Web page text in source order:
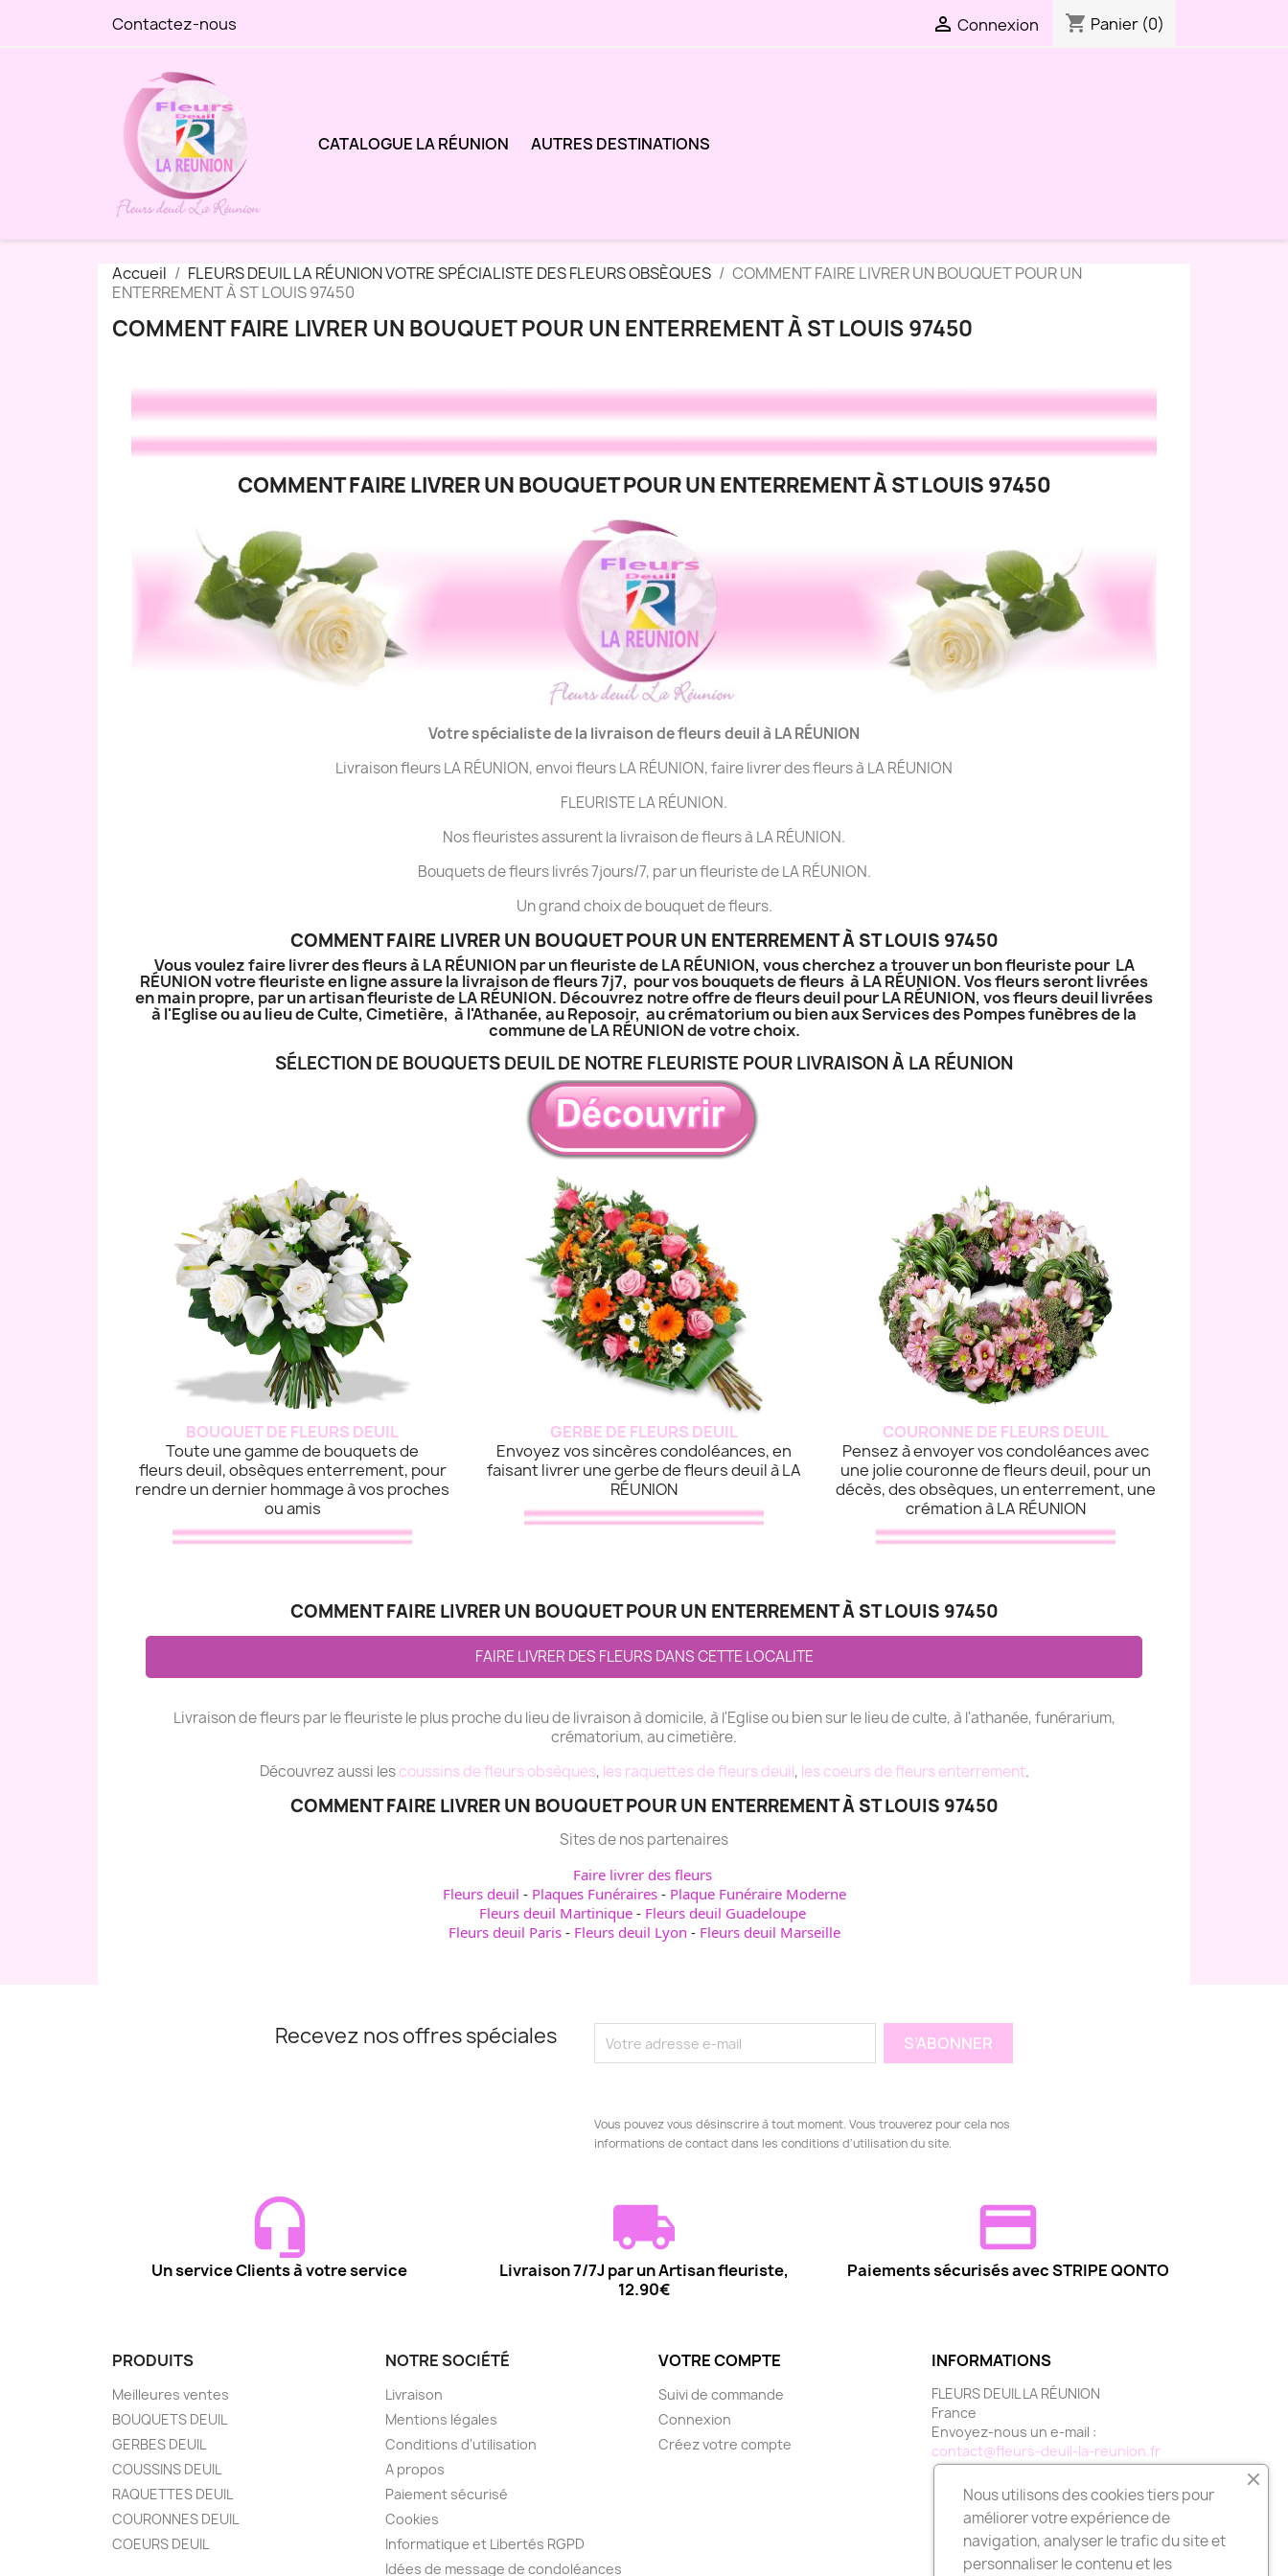
Contactez-nous  Connexion shopping_cart Panier (0)
CATALOGUE LA RÉUNION AUTRES DESTINATIONS
Accueil FLEURS DEUIL LA RÉUNION VOTRE SPÉCIALISTE DES FLEURS OBSÈQUES
COMMENT FAIRE LIVRER UN BOUQUET POUR UN
ENTERREMENT À ST LOUIS 97450
COMMENT FAIRE LIVRER UN BOUQUET POUR UN ENTERREMENT À ST LOUIS 97450
COMMENT FAIRE LIVRER UN BOUQUET POUR UN ENTERREMENT À ST LOUIS 97450
Votre spécialiste de la livraison de fleurs deuil à LARÉUNION
Livraison fleurs LA RÉUNION, envoi fleurs LA RÉUNION, faire livrer des fleurs à LA RÉUNION
FLEURISTE LA RÉUNION.
Nos fleuristes assurent la livraison de fleurs à LA RÉUNION.
Bouquets de fleurs livrés 7jours/7, par un fleuriste de LA RÉUNION.
Un grand choix de bouquet de fleurs.
COMMENT FAIRE LIVRER UN BOUQUET POUR UN ENTERREMENT À ST LOUIS 97450
Vous voulez faire livrer des fleurs à LA RÉUNION par un fleuriste de LA RÉUNION, vous cherchez a trouver un bon fleuriste pour LA
RÉUNION votre fleuriste en ligne assure la livraison de fleurs 7j7, pour vos bouquets de fleurs à LA RÉUNION. Vos fleurs seront livrées
en main propre, par un artisan fleuriste de LA RÉUNION. Découvrez notre offre de fleurs deuil pour LA RÉUNION, vos fleurs deuil livrées
à l'Eglise ou au lieu de Culte, Cimetière, à l'Athanée, au Reposoir, au crématorium ou bien aux Services des Pompes funèbres de la
commune de LA RÉUNION de votre choix.
SÉLECTION DE BOUQUETS DEUIL DE NOTRE FLEURISTE POUR LIVRAISON À LA RÉUNION
BOUQUET DE FLEURS DEUIL
Toute une gamme de bouquets de
fleurs deuil, obsèques enterrement, pour
rendre un dernier hommage à vos proches
ou amis
GERBE DE FLEURS DEUIL
Envoyez vos sincères condoléances, en
faisant livrer une gerbe de fleurs deuil à LA
RÉUNION
COURONNE DE FLEURS DEUIL
Pensez à envoyer vos condoléances avec
une jolie couronne de fleurs deuil, pour un
décès, des obsèques, un enterrement, une
crémation à LA RÉUNION
COMMENT FAIRE LIVRER UN BOUQUET POUR UN ENTERREMENT À ST LOUIS 97450
FAIRE LIVRER DES FLEURS DANS CETTE LOCALITE
Livraison de fleurs par le fleuriste le plus proche du lieu de livraison à domicile, à l'Eglise ou bien sur le lieu de culte, à l'athanée, funérarium,
crématorium, au cimetière.
Découvrez aussi lescoussins de fleurs obsèques, les raquettes de fleurs deuil, les coeurs de fleurs enterrement.
COMMENT FAIRE LIVRER UN BOUQUET POUR UN ENTERREMENT À ST LOUIS 97450
Sites de nos partenaires
Faire livrer des fleurs
Fleurs deuil - Plaques Funéraires- Plaque Funéraire Moderne
Fleurs deuil Martinique- Fleurs deuil Guadeloupe
Fleurs deuil Paris- Fleurs deuil Lyon - Fleurs deuil Marseille
Recevez nos offres spéciales
Vous pouvez vous désinscrire à tout moment. Vous trouverez pour cela nos
informations de contact dans les conditions d'utilisation du site.
Un service Clients à votre service
Livraison 7/7J par un Artisan fleuriste,
12.90€
Paiements sécurisés avec STRIPE QONTO
PRODUITS
Meilleures ventes
BOUQUETS DEUIL
GERBES DEUIL
COUSSINS DEUIL
RAQUETTES DEUIL
COURONNES DEUIL
COEURS DEUIL
NOTRE SOCIÉTÉ
Livraison
Mentions légales
Conditions d'utilisation
A propos
Paiement sécurisé
Cookies
Informatique et Libertés RGPD
Idées de message de condoléances
VOTRE COMPTE
Suivi de commande
Connexion
Créez votre compte
INFORMATIONS
FLEURS DEUIL LA RÉUNION
France
Envoyez-nous un e-mail :
contact@fleurs-deuil-la-reunion.fr
Nous utilisons des cookies tiers pour
améliorer votre expérience de
navigation, analyser le trafic du site et
personnaliser le contenu et les